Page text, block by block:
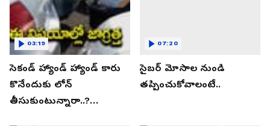
సెకండ్ హ్యాండ్ హ్యాండ్ కారు
కొనేందుకు లోన్
తీసుకుంటున్నారా..?
03:19
సైబర్ మోసాల నుండి
తప్పించుకోవాలంటే..
07:20